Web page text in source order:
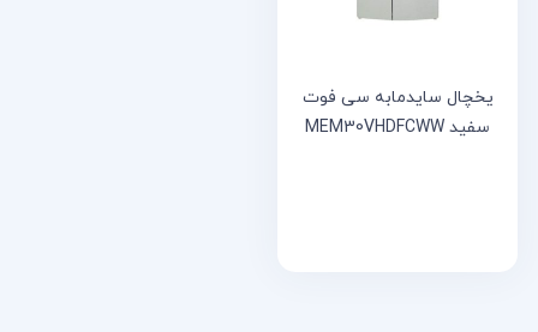
یخچال سایدمابه سی فوت
سفید MEM30VHDFCWW